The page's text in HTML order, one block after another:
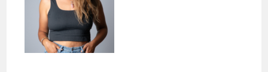
Faszien, Spannung und die Sprache des Körpers